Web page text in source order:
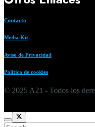
Contacto
Media Kit
Aviso de Privacidad
Política de cookies
© 2025 A21 - Todos los